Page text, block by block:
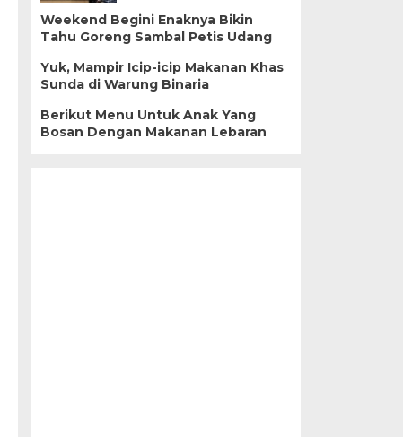
Weekend Begini Enaknya Bikin
Tahu Goreng Sambal Petis Udang
Yuk, Mampir Icip-icip Makanan Khas
Sunda di Warung Binaria
Berikut Menu Untuk Anak Yang
Bosan Dengan Makanan Lebaran